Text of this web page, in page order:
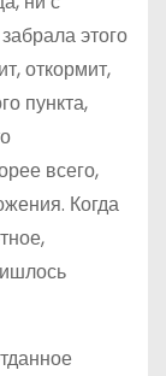
этого
откормит,
пункта,
всего,
Когда